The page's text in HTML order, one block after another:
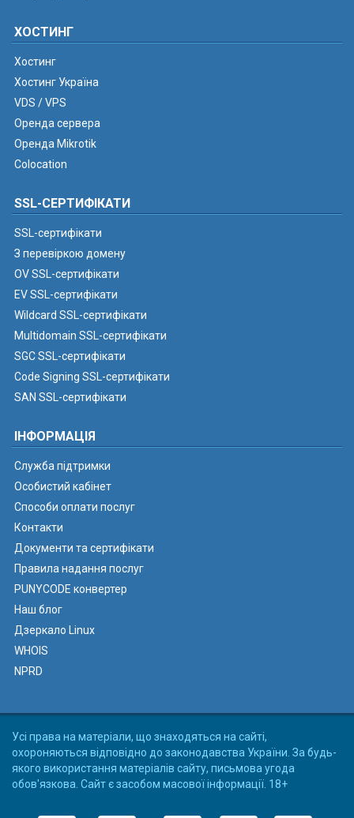
ХОСТИНГ
Хостинг
Хостинг Україна
VDS / VPS
Оренда сервера
Оренда Mikrotik
Colocation
SSL-СЕРТИФІКАТИ
SSL-сертифікати
З перевіркою домену
OV SSL-сертифікати
EV SSL-сертифікати
Wildcard SSL-сертифікати
Multidomain SSL-сертифікати
SGC SSL-сертифікати
Code Signing SSL-сертифікати
SAN SSL-сертифікати
ІНФОРМАЦІЯ
Служба підтримки
Особистий кабінет
Способи оплати послуг
Контакти
Документи та сертифікати
Правила надання послуг
PUNYCODE конвертер
Наш блог
Дзеркало Linux
WHOIS
NPRD
Усі права на матеріали, що знаходяться на сайті,
охороняються відповідно до законодавства України. За будь-
якого використання матеріалів сайту, письмова угода
обов'язкова. Сайт є засобом масової інформації. 18+